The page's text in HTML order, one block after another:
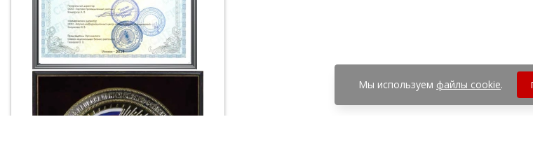
Мы используем файлы cookie.